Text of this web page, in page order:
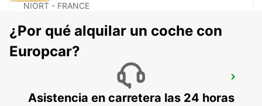
NIORT - FRANCE
LA PALMYRE - FRANCE
¿Por qué alquilar un coche con
Europcar?
Asistencia en carretera las 24 horas